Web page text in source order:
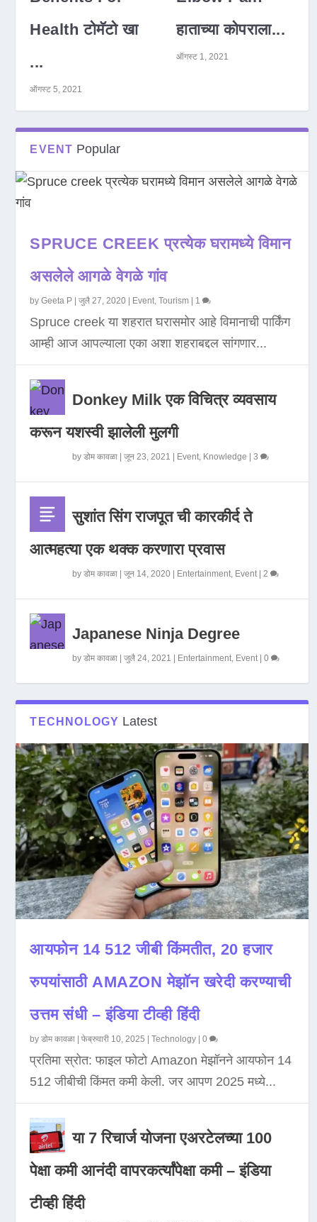
Health टोमॅटो खा
...
ऑगस्ट 5, 2021
हाताच्या कोपराला...
ऑगस्ट 1, 2021
EVENT Popular
SPRUCE CREEK प्रत्येक घरामध्ये विमान
असलेले आगळे वेगळे गांव
byGeeta P |जुलै 27, 2020 Event,Tourism 1
Spruce creek या शहरात घरासमोर आहे विमानाची पार्किंग
आम्ही आज आपल्याला एका अशा शहराबद्दल सांगणार...
Donkey Milk एक विचित्र व्यवसाय
करून यशस्वी झालेली मुलगी
byडोम कावळा |जून 23, 2021 Event, Knowledge |3
सुशांत सिंग राजपूत ची कारकीर्द ते
आत्महत्या एक थक्क करणारा प्रवास
byडोम कावळा |जून 14, 2020 Entertainment, Event|2
Japanese Ninja Degree
byडोम कावळा |जुलै 24, 2021 Entertainment, Event|0
TECHNOLOGY Latest
आयफोन 14 512 जीबी किंमतीत, 20 हजार
रुपयांसाठी AMAZON मेझॉन खरेदी करण्याची
उत्तम संधी – इंडिया टीव्ही हिंदी
byडोम कावळा |फेब्रुवारी 10, 2025 |Technology |0
प्रतिमा स्रोत: फाइल फोटो Amazon मेझॉनने आयफोन 14
512 जीबीची किंमत कमी केली. जर आपण 2025 मध्ये...
या 7 रिचार्ज योजना एअरटेलच्या 100
पेक्षा कमी आनंदी वापरकर्त्यांपेक्षा कमी – इंडिया
टीव्ही हिंदी